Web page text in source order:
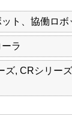
ト、協働ロボ
ラ
ズ, CRシリー